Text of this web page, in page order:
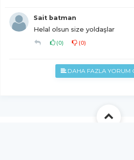
Sait batman
Helal olsun size yoldaşlar
(0) (0)
DAHA FAZLA YORUM